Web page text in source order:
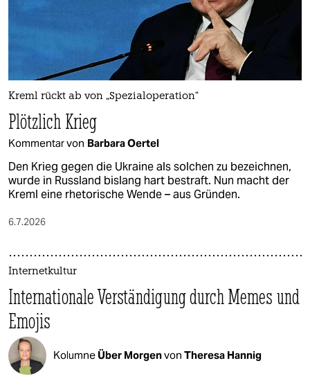
Kreml rückt ab von „Spezialoperation“
Plötzlich Krieg
Kommentar von Barbara Oertel
Den Krieg gegen die Ukraine als solchen zu bezeichnen,
wurde in Russland bislang hart bestraft. Nun macht der
Kreml eine rhetorische Wende – aus Gründen.
6.7.2026
Internetkultur
Internationale Verständigung durch Memes und
Emojis
Kolumne Über Morgenvon Theresa Hannig